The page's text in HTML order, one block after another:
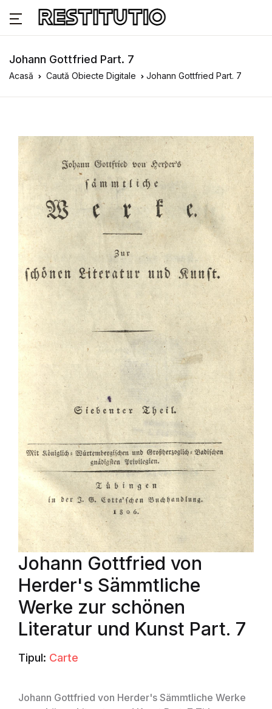
Johann Gottfried Part. 7
Acasă Caută Obiecte Digitale Johann Gottfried Part. 7
Johann Gottfried von
Herder's Sämmtliche
Werke zur schönen
Literatur und Kunst Part. 7
Tipul: Carte
Johann Gottfried von Herder's Sämmtliche Werke